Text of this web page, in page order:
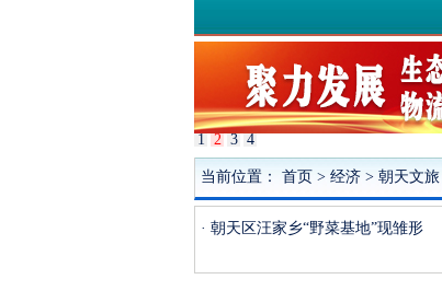
1 2 3 4
当前位置： 首页 > 经济 > 朝天文旅
· 朝天区汪家乡“野菜基地”现雏形